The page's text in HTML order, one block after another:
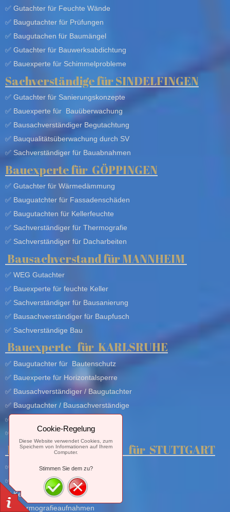
✅ Gutachter für Feuchte Wände
✅ Baugutachter für Prüfungen
✅ Baugutachen für Baumängel
✅ Gutachter für Bauwerksabdichtung
✅ Bauexperte für Schimmelprobleme
Sachverständige für SINDELFINGEN
✅ Gutachter für Sanierungskonzepte
✅ Bauexperte für Bauüberwachung
✅ Bausachverständiger Begutachtung
✅ Bauqualitätsüberwachung durch SV
✅ Sachverständiger für Bauabnahmen
Bauexperte für GÖPPINGEN
✅ Gutachter für Wärmedämmung
✅ Bauguatchter für Fassadenschäden
✅ Baugutachten für Kellerfeuchte
✅ Sachverständiger für Thermografie
✅ Sachverständiger für Dacharbeiten
Bausachverstand fürMANNHEIM
✅ WEG Gutachter
✅ Bauexperte für feuchte Keller
✅ Sachverständiger für Bausanierung
✅ Bausachverständiger für Baupfusch
✅ Sachverständige Bau
Bauexperte für KARLSRUHE
✅ Baugutachter für Bautenschutz
✅ Bauexperte für Horizontalsperre
✅ Bausachverständiger / Baugutachter
✅ Baugutachter / Bausachverständige
✅ Betonschäden / Maurerarbeiten
✅ SCHWARZWALD Gutachter
Bausachverständiger für STUTTGART
✅ Wärmedämmung WDVS Pfusch
✅ Fassadenschäden
✅ Kellerschäden
✅ Thermografieaufnahmen
Cookie-Regelung
Diese Website verwendet Cookies, zum
Speichern von Informationen auf Ihrem
Computer.
Stimmen Sie dem zu?